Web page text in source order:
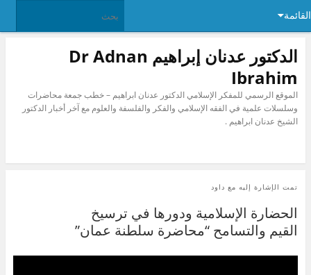
القائمة
الدكتور عدنان إبراهيم Dr Adnan
Ibrahim
الموقع الرسمي للمفكر الإسلامي الدكتور عدنان ابراهيم – خطب جمعة محاضرات
وسلسلات علمية في الفقه الإسلامي والفكر والفلسفة والعلوم مع آخر أخبار الدكتور
الشيخ عدنان ابراهيم .
تمت الإشارة إليه مع داود
الحضارة الإسلامية ودورها في ترسيخ
القيم والتسامح “محاضرة سلطنة عمان”